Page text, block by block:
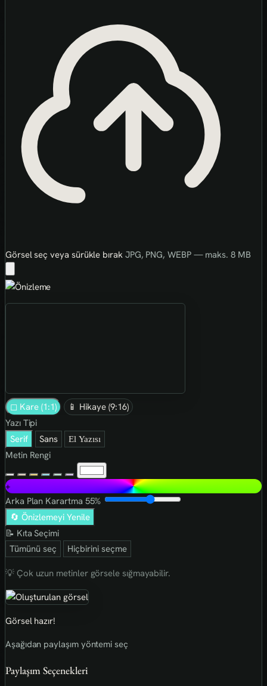
Görsel seç veya sürükle bırak JPG, PNG, WEBP — maks. 8 MB
◻ Kare (1:1)
📱 Hikaye (9:16)
Yazı Tipi
Serif
Sans El Yazısı
Metin Rengi
+
Arka Plan Karartma 55%
🔄 Önizlemeyi Yenile
📝 Kıta Seçimi
Tümünü seç
Hiçbirini seçme
💡 Çok uzun metinler görsele sığmayabilir.
Görsel hazır!
Aşağıdan paylaşım yöntemi seç
Paylaşım Seçenekleri